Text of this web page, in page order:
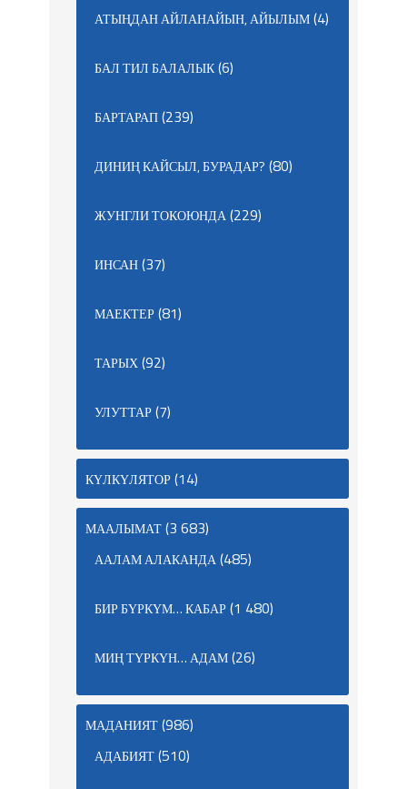
АТЫҢДАН АЙЛАНАЙЫН, АЙЫЛЫМ(4)
БАЛ ТИЛ БАЛАЛЫК(6)
БАРТАРАП(239)
ДИНИҢ КАЙСЫЛ, БУРАДАР? (80)
ЖУНГЛИ ТОКОЮНДА(229)
ИНСАН(37)
МАЕКТЕР(81)
ТАРЫХ(92)
УЛУТТАР(7)
КҮЛКҮЛЯТОР(14)
МААЛЫМАТ(3 683)
ААЛАМ АЛАКАНДА(485)
БИР БҮРКҮМ… КАБАР(1 480)
МИҢ ТҮРКҮН… АДАМ(26)
МАДАНИЯТ(986)
АДАБИЯТ(510)